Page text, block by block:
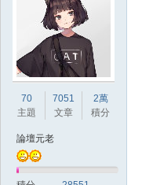
70
主題
7051
文章
2萬
積分
論壇元老